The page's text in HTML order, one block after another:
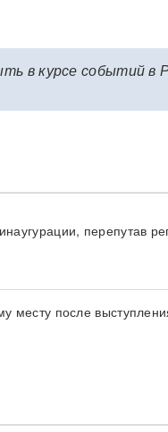
в курсе событий в
перепутав
месту после